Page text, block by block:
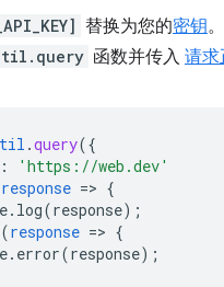
替换为您的密钥
函数并传入 请求
.query({
:
'https://web.dev'
response => {
;
(response => {
;